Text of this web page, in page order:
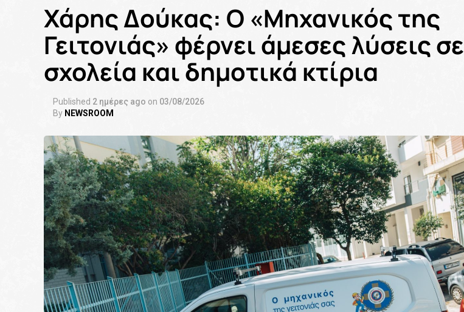
Χάρης Δούκας: Ο «Μηχανικός της
Γειτονιάς» φέρνει άμεσες λύσεις σε
σχολεία και δημοτικά κτίρια
Published 2 ημέρες ago on 03/08/2026
By NEWSROOM